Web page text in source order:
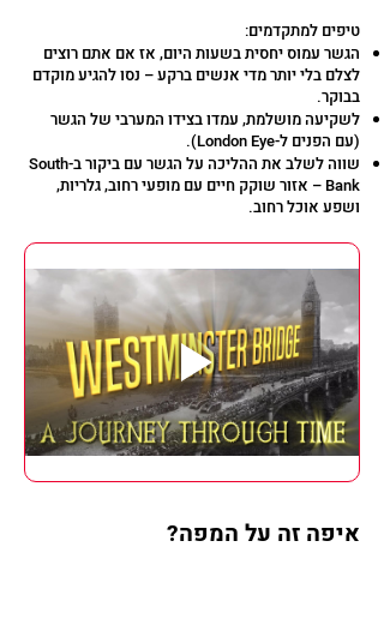
טיפים למתקדמים:
הגשר עמוס יחסית בשעות היום, אז אם אתם רוצים
לצלם בלי יותר מדי אנשים ברקע – נסו להגיע מוקדם
בבוקר.
לשקיעה מושלמת, עמדו בצידו המערבי של הגשר
(עם הפנים ל-London Eye).
שווה לשלב את ההליכה על הגשר עם ביקור ב-South
Bank – אזור שוקק חיים עם מופעי רחוב, גלריות,
ושפע אוכל רחוב.
איפה זה על המפה?